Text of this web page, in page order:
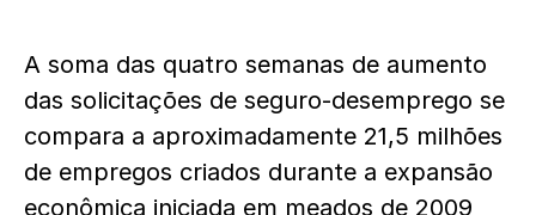
A soma das quatro semanas de aumento
das solicitações de seguro-desemprego se
compara a aproximadamente 21,5 milhões
de empregos criados durante a expansão
econômica iniciada em meados de 2009